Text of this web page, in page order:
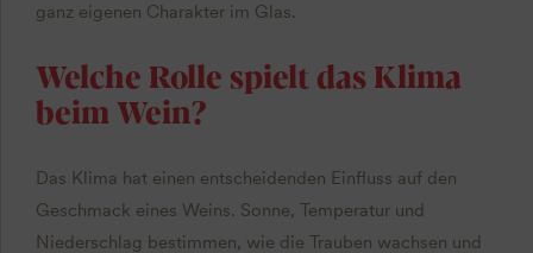
ganz eigenen Charakter im Glas.
Welche Rolle spielt das Klima
beim Wein?
Das Klima hat einen entscheidenden Einfluss auf den
Geschmack eines Weins. Sonne, Temperatur und
Niederschlag bestimmen, wie die Trauben wachsen und